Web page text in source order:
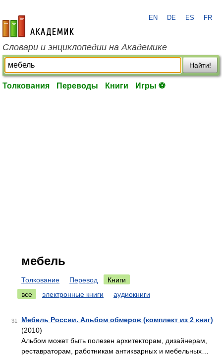
academic.ru
EN DE ES FR
Словари и энциклопедии на Академике
Найти!
Толкования Переводы Книги Игры ⚽
мебель
Толкование Перевод
Книги
все
электронные книги аудиокниги
31
Мебель России. Альбом обмеров (комплект из 2 книг)
(2010)
Альбом может быть полезен архитекторам, дизайнерам,
реставраторам, работникам антикварных и мебельных…